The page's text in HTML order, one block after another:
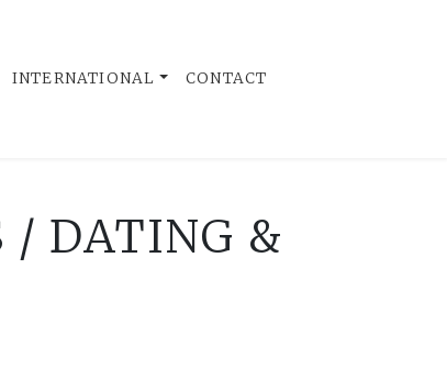
INTERNATIONAL CONTACT
/ DATING &